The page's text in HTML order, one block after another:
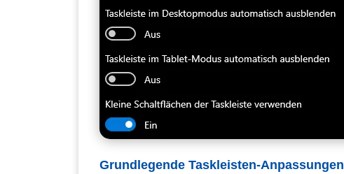
Grundlegende Taskleisten-Anpassungen